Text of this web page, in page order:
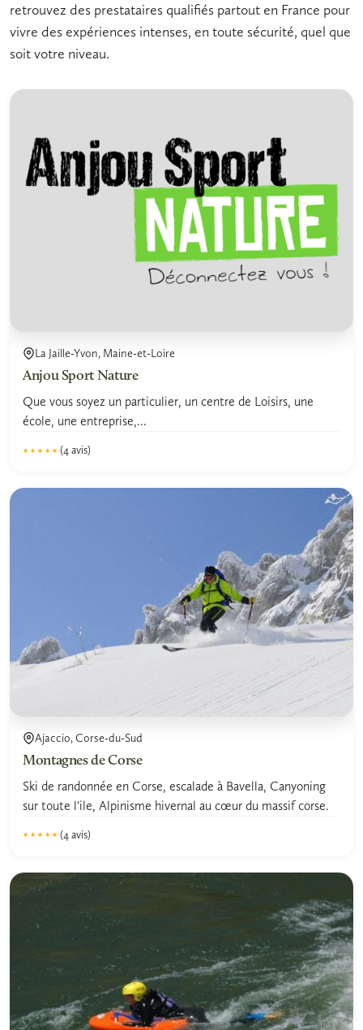
retrouvez des prestataires qualifiés partout en France pour
vivre des expériences intenses, en toute sécurité, quel que
soit votre niveau.
La Jaille-Yvon, Maine-et-Loire
Anjou Sport Nature
Que vous soyez un particulier, un centre de Loisirs, une
école, une entreprise,...
★★★★★
★★★★★ (4 avis)
Ajaccio, Corse-du-Sud
Montagnes de Corse
Ski de randonnée en Corse, escalade à Bavella, Canyoning
sur toute l'ile, Alpinisme hivernal au cœur du massif corse.
★★★★★
★★★★★ (4 avis)